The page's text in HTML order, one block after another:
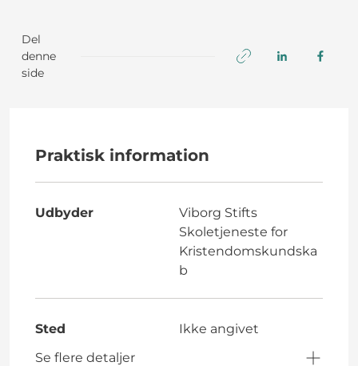
Del
denne
side
Praktisk information
Udbyder
Viborg Stifts
Skoletjeneste for
Kristendomskundska
b
Sted
Ikke angivet
Se flere detaljer